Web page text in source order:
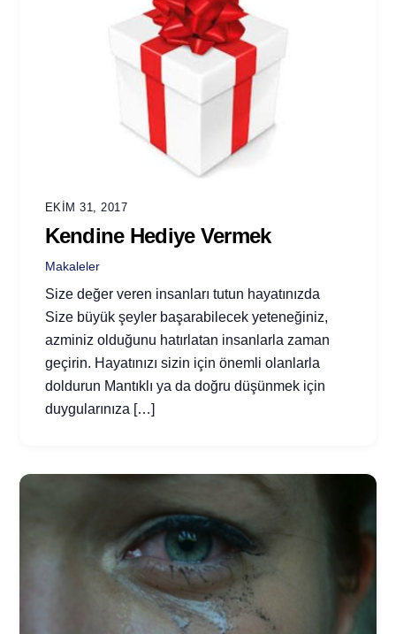
EKIM 31, 2017
Kendine Hediye Vermek
Makaleler
Size değer veren insanları tutun hayatınızda
Size büyük şeyler başarabilecek yeteneğiniz,
azminiz olduğunu hatırlatan insanlarla zaman
geçirin. Hayatınızı sizin için önemli olanlarla
doldurun Mantıklı ya da doğru düşünmek için
duygularınıza […]